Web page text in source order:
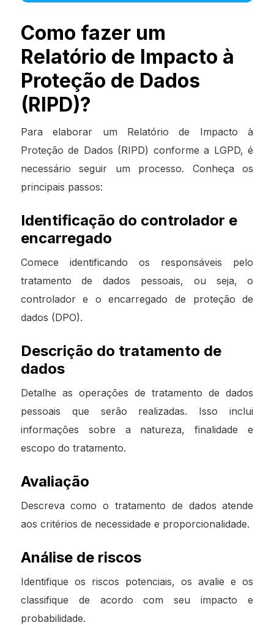
Como fazer um
Relatório de Impacto à
Proteção de Dados
(RIPD)?
Para elaborar um Relatório de Impacto à
Proteção de Dados (RIPD) conforme a LGPD, é
necessário seguir um processo. Conheça os
principais passos:
Identificação do controlador e
encarregado
Comece identificando os responsáveis pelo
tratamento de dados pessoais, ou seja, o
controlador e o encarregado de proteção de
dados (DPO).
Descrição do tratamento de
dados
Detalhe as operações de tratamento de dados
pessoais que serão realizadas. Isso inclui
informações sobre a natureza, finalidade e
escopo do tratamento.
Avaliação
Descreva como o tratamento de dados atende
aos critérios de necessidade e proporcionalidade.
Análise de riscos
Identifique os riscos potenciais, os avalie e os
classifique de acordo com seu impacto e
probabilidade.